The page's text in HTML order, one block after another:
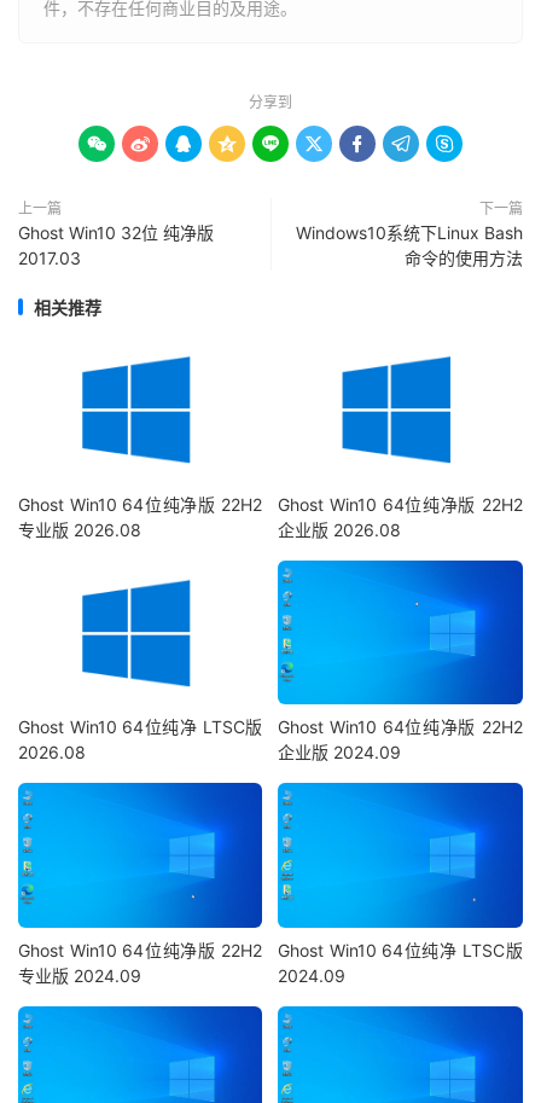
件，不存在任何商业目的及用途。
分享到
        
上一篇
Ghost Win10 32位 纯净版
2017.03
下一篇
Windows10系统下Linux Bash
命令的使用方法
相关推荐
Ghost Win10 64位纯净版 22H2
专业版 2026.08
Ghost Win10 64位纯净版 22H2
企业版 2026.08
Ghost Win10 64位纯净 LTSC版
2026.08
Ghost Win10 64位纯净版 22H2
企业版 2024.09
Ghost Win10 64位纯净版 22H2
专业版 2024.09
Ghost Win10 64位纯净 LTSC版
2024.09